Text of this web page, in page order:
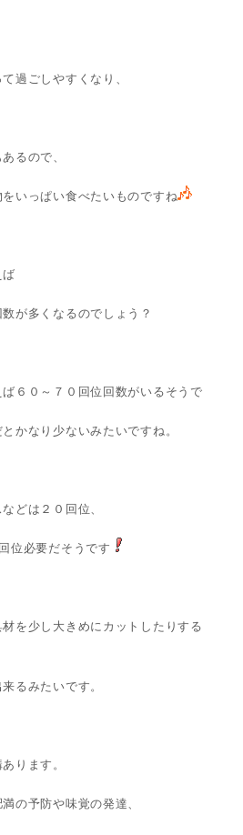
過ごしやすくなり、
るので、
いっぱい食べたいものですね
ば
が多くなるのでしょう？
６０～７０回位回数がいるそうで
かなり少ないみたいですね。
どは２０回位、
位必要だそうです
を少し大きめにカットしたりする
るみたいです。
ります。
の予防や味覚の発達、